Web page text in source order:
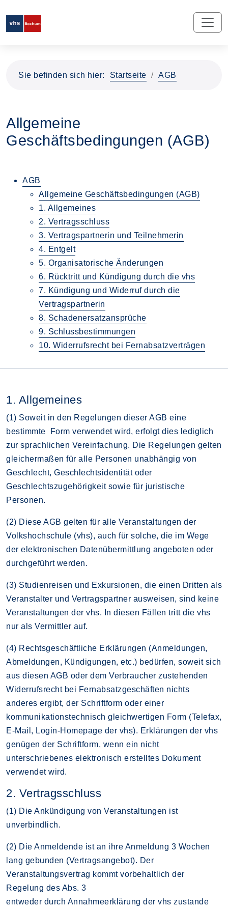
Sie befinden sich hier: Startseite AGB
Allgemeine
Geschäftsbedingungen (AGB)
AGB
Allgemeine Geschäftsbedingungen (AGB)
1. Allgemeines
2. Vertragsschluss
3. Vertragspartnerin und Teilnehmerin
4. Entgelt
5. Organisatorische Änderungen
6. Rücktritt und Kündigung durch die vhs
7. Kündigung und Widerruf durch die
Vertragspartnerin
8. Schadenersatzansprüche
9. Schlussbestimmungen
10. Widerrufsrecht bei Fernabsatzverträgen
1. Allgemeines
(1) Soweit in den Regelungen dieser AGB eine
bestimmte Form verwendet wird, erfolgt dies lediglich
zur sprachlichen Vereinfachung. Die Regelungen gelten
gleichermaßen für alle Personen unabhängig von
Geschlecht, Geschlechtsidentität oder
Geschlechtszugehörigkeit sowie für juristische
Personen.
(2) Diese AGB gelten für alle Veranstaltungen der
Volkshochschule (vhs), auch für solche, die im Wege
der elektronischen Datenübermittlung angeboten oder
durchgeführt werden.
(3) Studienreisen und Exkursionen, die einen Dritten als
Veranstalter und Vertragspartner ausweisen, sind keine
Veranstaltungen der vhs. In diesen Fällen tritt die vhs
nur als Vermittler auf.
(4) Rechtsgeschäftliche Erklärungen (Anmeldungen,
Abmeldungen, Kündigungen, etc.) bedürfen, soweit sich
aus diesen AGB oder dem Verbraucher zustehenden
Widerrufsrecht bei Fernabsatzgeschäften nichts
anderes ergibt, der Schriftform oder einer
kommunikationstechnisch gleichwertigen Form (Telefax,
E-Mail, Login-Homepage der vhs). Erklärungen der vhs
genügen der Schriftform, wenn ein nicht
unterschriebenes elektronisch erstelltes Dokument
verwendet wird.
2. Vertragsschluss
(1) Die Ankündigung von Veranstaltungen ist
unverbindlich.
(2) Die Anmeldende ist an ihre Anmeldung 3 Wochen
lang gebunden (Vertragsangebot). Der
Veranstaltungsvertrag kommt vorbehaltlich der
Regelung des Abs. 3
entweder durch Annahmeerklärung der vhs zustande